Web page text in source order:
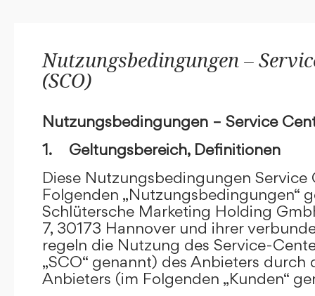
Nutzungsbedingungen –
(SCO)
Nutzungsbedingungen – Service
1. Geltungsbereich, Definitionen
Diese Nutzungsbedingungen Service
Folgenden „Nutzungsbedingungen“
Schlütersche Marketing Holding
7, 30173 Hannover und ihrer
regeln die Nutzung des Service-
„SCO“ genannt) des Anbieters durch
Anbieters (im Folgenden „Kunden“